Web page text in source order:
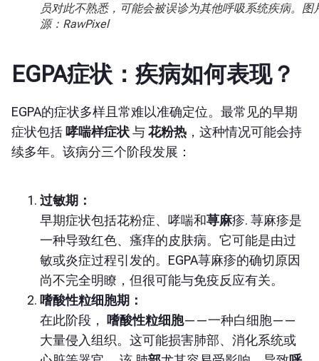
员对此不熟悉，可能会被误诊为其他呼吸系统疾病。图
源：RawPixel
EGPA症状：疾病如何表现？
EGPA的症状多样且常难以准确定位。最常见的早期
症状包括哮喘样症状与花粉热 ，这种情况可能会持
续多年。该病分三个阶段发展：
过敏期：
早期症状包括花粉症、哮喘和荨麻疹. 荨麻疹是
一种导致红色、瘙痒的皮肤病。它可能是由过
敏或炎症过程引发的。EGPA荨麻疹的确切原因
尚不完全明瞭，但很可能与免疫反应有关。
嗜酸性粒细胞期：
在此阶段， 嗜酸性粒细胞——一种白细胞——
大量侵入组织。这可能损害肺部、消化系统或